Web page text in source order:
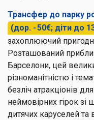
Трансфер до парку
(дор. - 50€; діти до
захоплюючий
Розташований
Барселони, цей
різноманітністю і
безліч атракціонів
неймовірних гірок
дитячих каруселей та